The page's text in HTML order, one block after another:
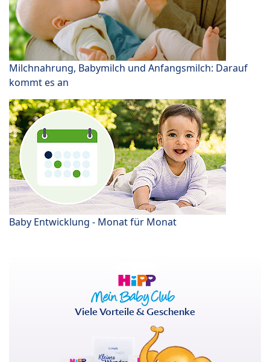
Milchnahrung, Babymilch und Anfangsmilch: Darauf
kommt es an
Baby Entwicklung - Monat für Monat
Viele Vorteile & Geschenke